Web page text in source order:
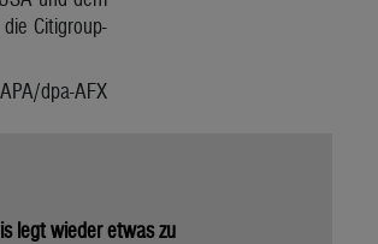
Citigroup-
APA/dpa-AFX
legt wieder etwas zu